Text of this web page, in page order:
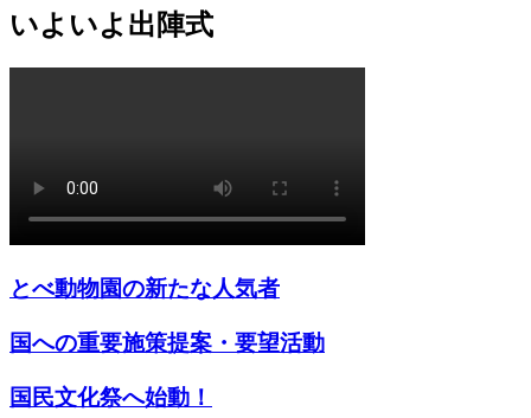
いよいよ出陣式
とべ動物園の新たな人気者
国への重要施策提案・要望活動
国民文化祭へ始動！